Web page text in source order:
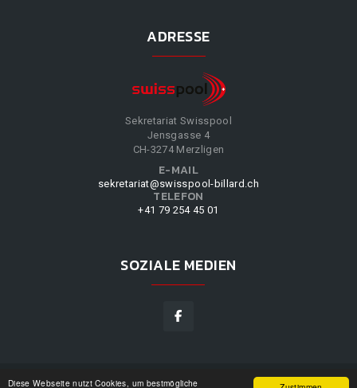
Diese Webseite nutzt Cookies, um bestmögliche
ADRESSE
Sekretariat Swisspool
Jensgasse 4
CH-3274 Merzligen
E-MAIL
sekretariat@swisspool-billard.ch
TELEFON
+41 79 254 45 01
SOZIALE MEDIEN